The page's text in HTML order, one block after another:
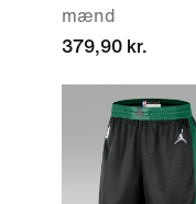
mænd
379,90 kr.